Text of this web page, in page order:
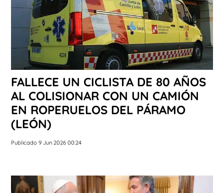
FALLECE UN CICLISTA DE 80 AÑOS
AL COLISIONAR CON UN CAMIÓN
EN ROPERUELOS DEL PÁRAMO
(LEÓN)
Publicado 9 Jun 2026 00:24